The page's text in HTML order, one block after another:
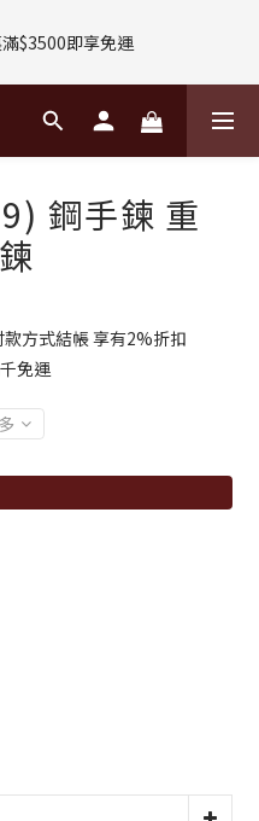
完不補)
$3500即享免運
贈 $188購物金
贈【威靈頓 / 波士頓墨鏡】
完不補)鋼手鍊 重
方式結帳 享有2%折扣
免運